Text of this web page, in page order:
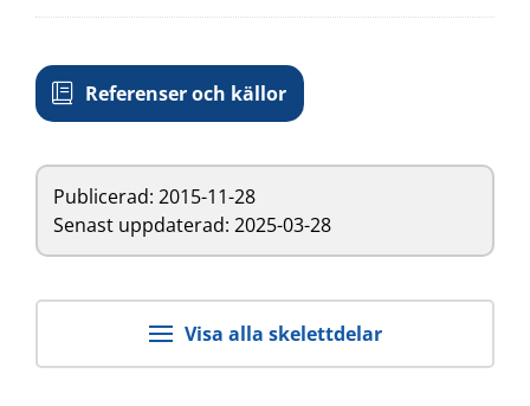
Referenser och källor
Publicerad: 2015-11-28
Senast uppdaterad: 2025-03-28
Visa alla skelettdelar